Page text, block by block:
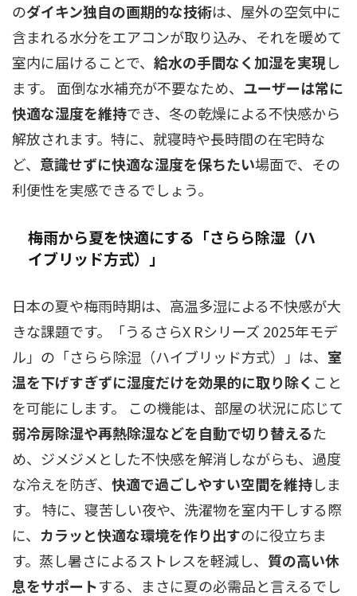
のダイキン独自の画期的な技術は、屋外の空気中に
含まれる水分をエアコンが取り込み、それを暖めて
室内に届けることで、 給水の手間なく加湿を実現し
ます。 面倒な水補充が不要なため、 ユーザーは常に
快適な湿度を維持でき、冬の乾燥による不快感から
解放されます。特に、就寝時や長時間の在宅時な
ど、 意識せずに快適な湿度を保ちたい場面で、その
利便性を実感できるでしょう。
梅雨から夏を快適にする「さらら除湿（ハ
イブリッド方式）」
日本の夏や梅雨時期は、高温多湿による不快感が大
きな課題です。「うるさらX Rシリーズ 2025年モデ
ル」の「さらら除湿（ハイブリッド方式）」は、 室
温を下げすぎずに湿度だけを効果的に取り除く こと
を可能にします。 この機能は、部屋の状況に応じて
弱冷房除湿や再熱除湿などを自動で切り替えるた
め、ジメジメとした不快感を解消しながらも、過度
な冷えを防ぎ、 快適で過ごしやすい空間を維持しま
す。 特に、寝苦しい夜や、洗濯物を室内干しする際
に、 カラッと快適な環境を作り出すのに役立ちま
す。蒸し暑さによるストレスを軽減し、 質の高い休
息をサポートする、まさに夏の必需品と言えるでし